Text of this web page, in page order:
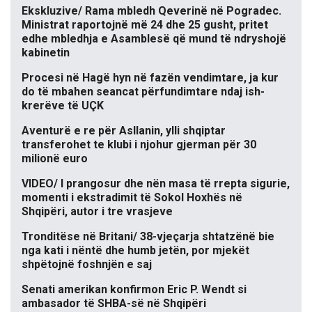
Ekskluzive/ Rama mbledh Qeverinë në Pogradec.
Ministrat raportojnë më 24 dhe 25 gusht, pritet
edhe mbledhja e Asamblesë që mund të ndryshojë
kabinetin
Procesi në Hagë hyn në fazën vendimtare, ja kur
do të mbahen seancat përfundimtare ndaj ish-
krerëve të UÇK
Aventurë e re për Asllanin, ylli shqiptar
transferohet te klubi i njohur gjerman për 30
milionë euro
VIDEO/ I prangosur dhe nën masa të rrepta sigurie,
momenti i ekstradimit të Sokol Hoxhës në
Shqipëri, autor i tre vrasjeve
Tronditëse në Britani/ 38-vjeçarja shtatzënë bie
nga kati i nëntë dhe humb jetën, por mjekët
shpëtojnë foshnjën e saj
Senati amerikan konfirmon Eric P. Wendt si
ambasador të SHBA-së në Shqipëri